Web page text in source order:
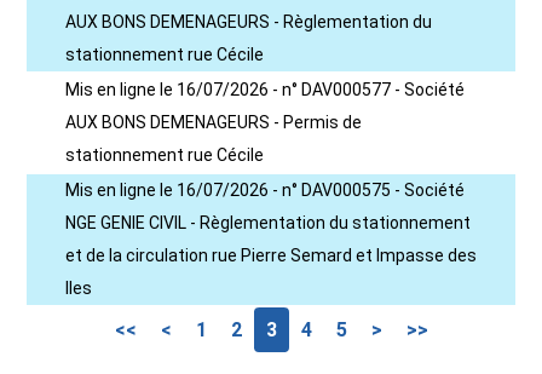
AUX BONS DEMENAGEURS - Règlementation du
stationnement rue Cécile
Mis en ligne le 16/07/2026 - n° DAV000577 - Société
AUX BONS DEMENAGEURS - Permis de
stationnement rue Cécile
Mis en ligne le 16/07/2026 - n° DAV000575 - Société
NGE GENIE CIVIL - Règlementation du stationnement
et de la circulation rue Pierre Semard et Impasse des
Iles
<< < 1 2 3 4 5 > >>